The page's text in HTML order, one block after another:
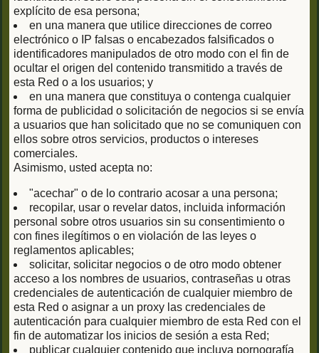
explícito de esa persona;
en una manera que utilice direcciones de correo
electrónico o IP falsas o encabezados falsificados o
identificadores manipulados de otro modo con el fin de
ocultar el origen del contenido transmitido a través de
esta Red o a los usuarios; y
en una manera que constituya o contenga cualquier
forma de publicidad o solicitación de negocios si se envía
a usuarios que han solicitado que no se comuniquen con
ellos sobre otros servicios, productos o intereses
comerciales.
Asimismo, usted acepta no:
"acechar" o de lo contrario acosar a una persona;
recopilar, usar o revelar datos, incluida información
personal sobre otros usuarios sin su consentimiento o
con fines ilegítimos o en violación de las leyes o
reglamentos aplicables;
solicitar, solicitar negocios o de otro modo obtener
acceso a los nombres de usuarios, contraseñas u otras
credenciales de autenticación de cualquier miembro de
esta Red o asignar a un proxy las credenciales de
autenticación para cualquier miembro de esta Red con el
fin de automatizar los inicios de sesión a esta Red;
publicar cualquier contenido que incluya pornografía